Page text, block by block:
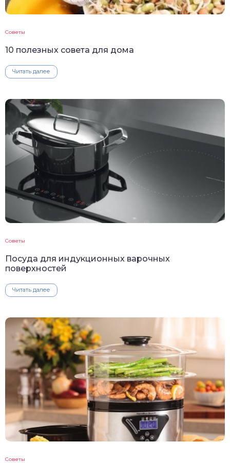
Советы
10 полезных совета для дома
Читать далее
Советы
Посуда для индукционных варочных
поверхностей
Читать далее
Советы